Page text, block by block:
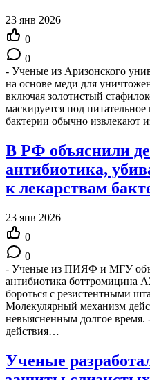
23 янв 2026
0
0
- Ученые из Аризонского
на основе меди для
включая золотистый
маскируется под
бактерии обычно
В РФ объяснили
антибиотика,
к лекарствам
23 янв 2026
0
0
- Ученые из ПИЯФ и МГУ
антибиотика боттромицина
бороться с резистентными
Молекулярный механизм
невыясненным долгое время.
действия…
Ученые